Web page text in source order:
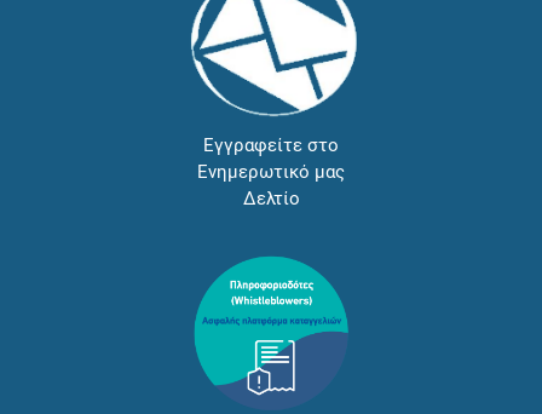
Εγγραφείτε στο
Ενημερωτικό μας
Δελτίο